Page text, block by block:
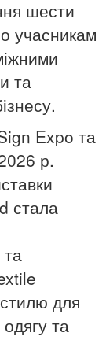
шести
учасникам
та
Expo та
р.
стала
для
одягу та